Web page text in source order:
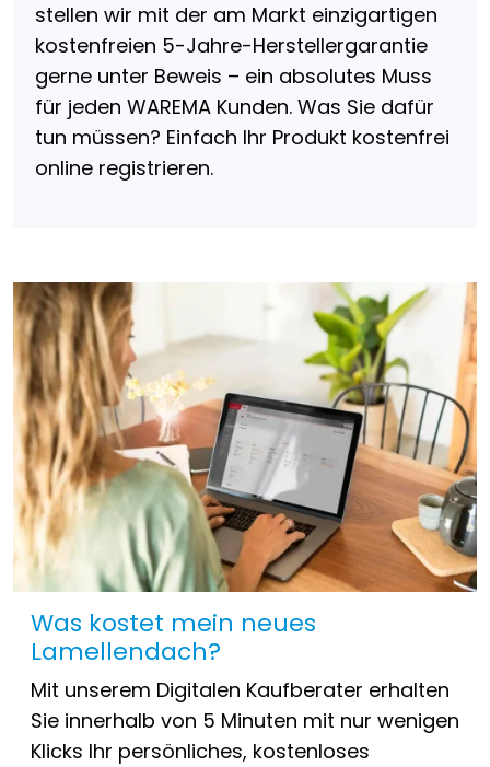
stellen wir mit der am Markt einzigartigen
kostenfreien 5-Jahre-Herstellergarantie
gerne unter Beweis – ein absolutes Muss
für jeden WAREMA Kunden. Was Sie dafür
tun müssen? Einfach Ihr Produkt kostenfrei
online registrieren.
Was kostet mein neues
Lamellendach?
Mit unserem Digitalen Kaufberater erhalten
Sie innerhalb von 5 Minuten mit nur wenigen
Klicks Ihr persönliches, kostenloses